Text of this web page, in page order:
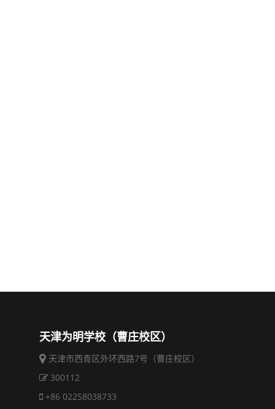
天津为明学校（曹庄校区）
天津市西青区外环西路7号（曹庄校区）
300112
+86 02258038733